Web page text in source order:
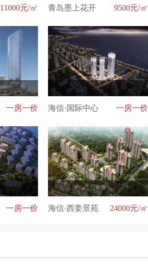
11000元/㎡ 青岛墨上花开 9500元/㎡
一房一价 海信·国际中心 一房一价
一房一价 海信·西姜景苑 24000元/㎡